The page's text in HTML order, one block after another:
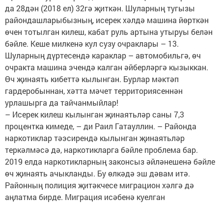
да 28дән (2018 ел) 32гә җиткән. Шуларның тугызы
райондашларыбызның, исерек хәлдә машина йөрткән
өчен тотылган килеш, кабат руль артына утыруы белән
бәйле. Кеше милкенә кул сузу очраклары – 13.
Шуларның дүртесендә караклар – автомобильгә, өч
очракта машина эчендә калган әйберләргә кызыккан.
Өч җинаять кибеттә кылынган. Бурлар мәктәп
гардеробыннан, хәтта мәчет территориясеннән
урлашырга да тайчанмыйлар!
– Исерек килеш кылынган җинаятьләр саны 7,3
процентка кимеде, – ди Раил Гатауллин. – Районда
наркотиклар тәэсирендә кылынган җинаятьләр
теркәлмәсә дә, наркотикларга бәйле проблема бар.
2019 елда наркотикларның законсыз әйләнешенә бәйле
өч җинаять ачыкланды. Бу өлкәдә эш дәвам итә.
Районның полиция җитәкчесе миграцион хәлгә дә
аңлатма бирде. Миграция исәбенә куелган